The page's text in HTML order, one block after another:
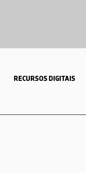
RECURSOS DIGITAIS